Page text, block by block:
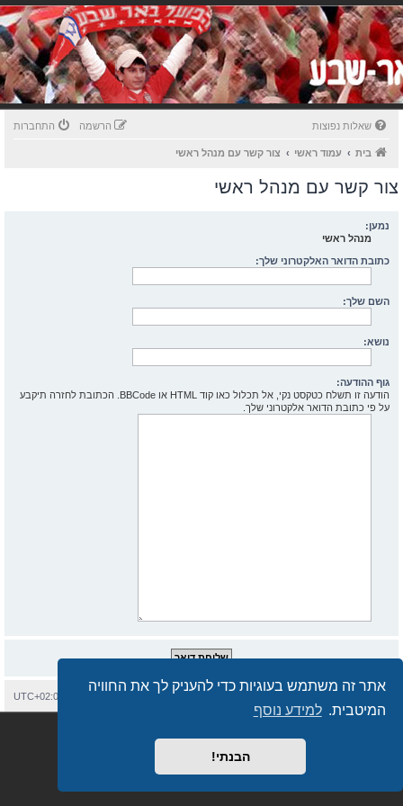
אתר זה משתמש בעוגיות כדי להעניק לך את החוויה
המיטבית. למידע נוסף
הבנתי!
שאלות נפוצות התחברות הרשמה
בית עמוד ראשי צור קשר עם מנהל ראשי
צור קשר עם מנהל ראשי
נמען:
מנהל ראשי
כתובת הדואר האלקטרוני שלך:
השם שלך:
נושא:
גוף ההודעה:
הודעה זו תשלח כטקסט נקי, אל תכלול כאו קוד HTML או BBCode. הכתובת לחזרה תיקבע
על פי כתובת הדואר אלקטרוני שלך.
UTC+02:00 מחיקת עוגיות
Revolution style by
מבוסס עלphpBB.co.il - פורומים בעברית . © 2017 - phpBB.co.il.